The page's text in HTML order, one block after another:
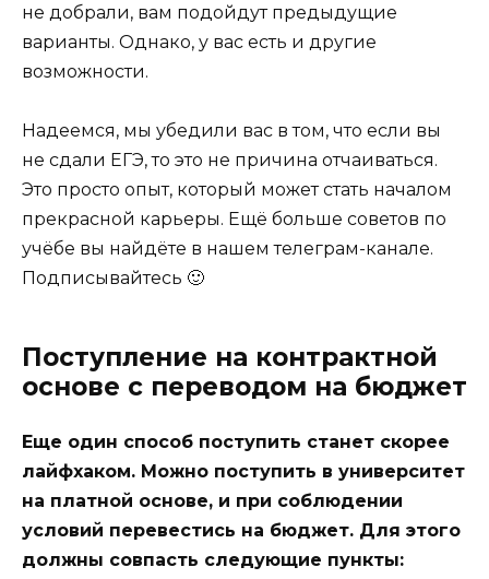
не добрали, вам подойдут предыдущие
варианты. Однако, у вас есть и другие
возможности.
Надеемся, мы убедили вас в том, что если вы
не сдали ЕГЭ, то это не причина отчаиваться.
Это просто опыт, который может стать началом
прекрасной карьеры. Ещё больше советов по
учёбе вы найдёте в нашем телеграм-канале.
Подписывайтесь 🙂
Поступление на контрактной
основе с переводом на бюджет
Еще один способ поступить станет скорее
лайфхаком. Можно поступить в университет
на платной основе, и при соблюдении
условий перевестись на бюджет. Для этого
должны совпасть следующие пункты: